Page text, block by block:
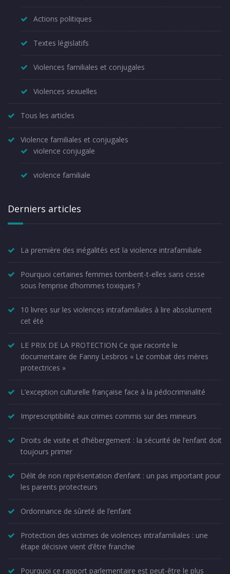
Actions politiques
Textes législatifs
Violences familiales et conjugales
Violences sexuelles
Tous les articles
Violence familiales et conjugales
violence conjugale
violence familiale
Derniers articles
La première des inégalités est la violence intrafamiliale
Pourquoi certaines femmes tombent-t-elles sans cesse
sous l’emprise d’hommes toxiques ?
10 livres sur les violences intrafamiliales à lire absolument
cet été
LE PRIX DE LA PROTECTION Ce que raconte le
documentaire de Fanny Lesbros « Le combat des mères
protectrices »
L’exception culturelle française face à la pédocriminalité
Imprescriptibilité aux crimes commis sur des mineurs
Droits de visite et d’hébergement : la sécurité de l’enfant doit
toujours primer
Délit de non représentation d’enfant : un pas important pour
les parents protecteurs
Ordonnance de sûreté de l’enfant
Protection des victimes de violences intrafamiliales : une
étape décisive vient d’être franchie
Pourquoi ce rapport parlementaire est peut-être le plus